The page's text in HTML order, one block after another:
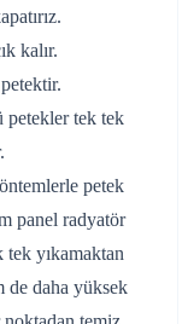
kalır.
petekler tek tek
petek
panel radyatör
yıkamaktan
de daha yüksek